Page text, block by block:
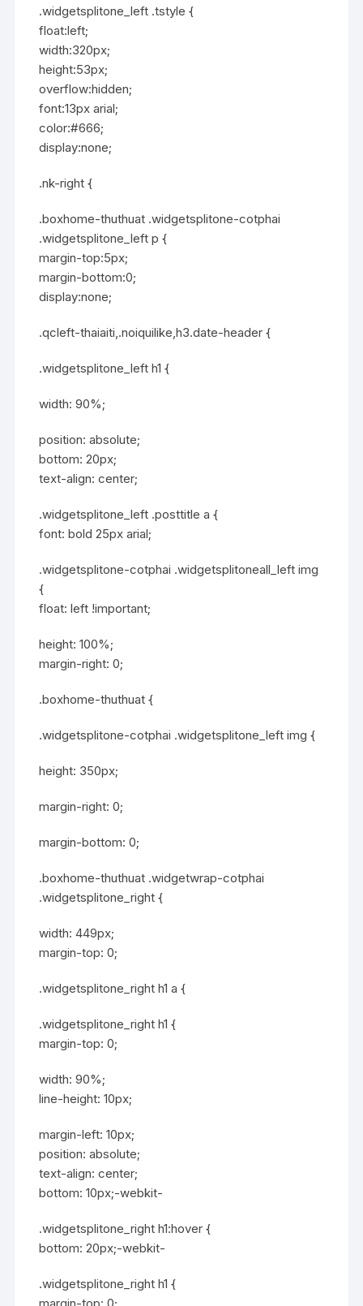
.widgetsplitone_left .tstyle {
float:left;
width:320px;
height:53px;
overflow:hidden;
font:13px arial;
color:#666;
display:none;
.nk-right {
.boxhome-thuthuat .widgetsplitone-cotphai
.widgetsplitone_left p {
margin-top:5px;
margin-bottom:0;
display:none;
.qcleft-thaiaiti,.noiquilike,h3.date-header {
.widgetsplitone_left h1 {
width: 90%;
position: absolute;
bottom: 20px;
text-align: center;
.widgetsplitone_left .posttitle a {
font: bold 25px arial;
.widgetsplitone-cotphai .widgetsplitoneall_left img
{
float: left !important;
height: 100%;
margin-right: 0;
.boxhome-thuthuat {
.widgetsplitone-cotphai .widgetsplitone_left img {
height: 350px;
margin-right: 0;
margin-bottom: 0;
.boxhome-thuthuat .widgetwrap-cotphai
.widgetsplitone_right {
width: 449px;
margin-top: 0;
.widgetsplitone_right h1 a {
.widgetsplitone_right h1 {
margin-top: 0;
width: 90%;
line-height: 10px;
margin-left: 10px;
position: absolute;
text-align: center;
bottom: 10px;-webkit-
.widgetsplitone_right h1:hover {
bottom: 20px;-webkit-
.widgetsplitone_right h1 {
margin-top: 0;